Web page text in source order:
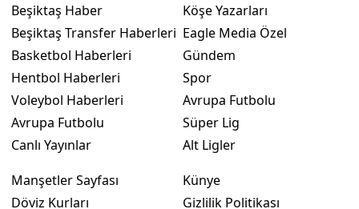
Beşiktaş Haber
Beşiktaş Transfer Haberleri
Basketbol Haberleri
Hentbol Haberleri
Voleybol Haberleri
Avrupa Futbolu
Canlı Yayınlar
Köşe Yazarları
Eagle Media Özel
Gündem
Spor
Avrupa Futbolu
Süper Lig
Alt Ligler
Manşetler Sayfası
Döviz Kurları
Künye
Gizlilik Politikası